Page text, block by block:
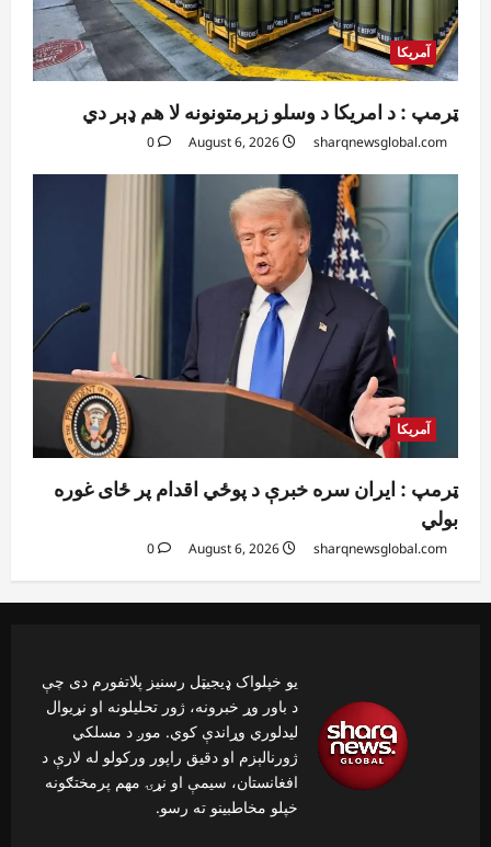
آمریکا
ټرمپ : د امریکا د وسلو زېرمتونونه لا هم ډېر دي
sharqnewsglobal.com
0
آمریکا
ټرمپ : ایران سره خبرې د پوځي اقدام پر ځای غوره
بولي
sharqnewsglobal.com
0
یو خپلواک ډیجیټل رسنیز پلاتفورم دی چې
د باور وړ خبرونه، ژور تحلیلونه او نړیوال
لیدلوري وړاندې کوي. موږ د مسلکي
ژورنالېزم او دقیق راپور ورکولو له لارې د
افغانستان، سیمې او نړۍ مهم پرمختګونه
خپلو مخاطبینو ته رسو.